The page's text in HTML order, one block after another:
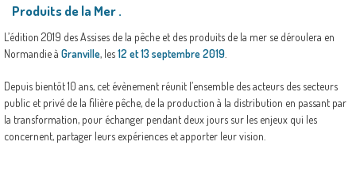
Produits de la Mer .
L’édition 2019 des Assises de la pêche et des produits de la mer se déroulera en
Normandie à Granville, les12 et 13 septembre 2019
Depuis bientôt 10 ans, cet évènement réunit l’ensemble des acteurs des secteurs
public et privé de la filière pêche, de la production à la distribution en passant par
la transformation, pour échanger pendant deux jours sur les enjeux qui les
concernent, partager leurs expériences et apporter leur vision.